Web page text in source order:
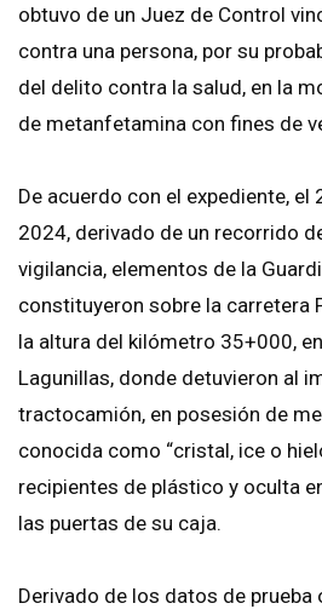
obtuvo de un Juez de Control
contra una persona, por su
del delito contra la salud, en la
de metanfetamina con fines de
De acuerdo con el expediente, el
2024, derivado de un recorrido
vigilancia, elementos de la
constituyeron sobre la carretera
la altura del kilómetro 35+000,
Lagunillas, donde detuvieron al
tractocamión, en posesión de
conocida como “cristal, ice o
recipientes de plástico y oculta
las puertas de su caja.
Derivado de los datos de